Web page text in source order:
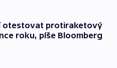
otestovat protiraketový
roku, píše Bloomberg